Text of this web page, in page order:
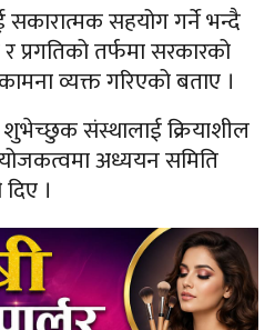
सकारात्मक सहयोग गर्ने भन्दै
प्रगतिको तर्फमा सरकारको
व्यक्त गरिएको बताए ।
संस्थालाई क्रियाशील
अध्ययन समिति
।